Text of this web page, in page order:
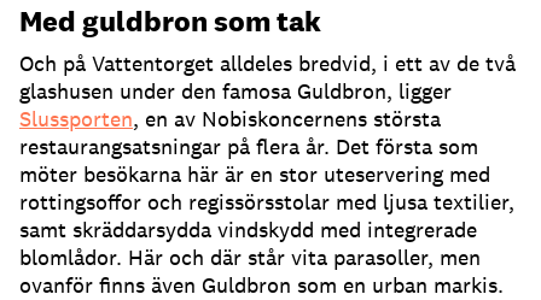
Med guldbron som tak
Och på Vattentorget alldeles bredvid, i ett av de två
glashusen under den famosa Guldbron, ligger
Slussporten, en av Nobiskoncernens största
restaurangsatsningar på flera år. Det första som
möter besökarna här är en stor uteservering med
rottingsoffor och regissörsstolar med ljusa textilier,
samt skräddarsydda vindskydd med integrerade
blomlådor. Här och där står vita parasoller, men
ovanför finns även Guldbron som en urban markis.